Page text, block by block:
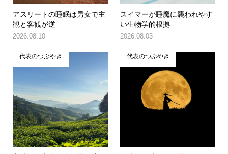
アスリートの睡眠は男女で主
観と客観が逆
2026.08.10
スイマーが睡魔に襲われやす
い生物学的根拠
2026.08.03
代表のつぶやき 代表のつぶやき